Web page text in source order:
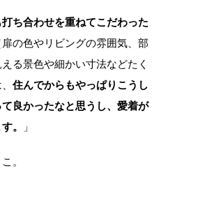
ち合わせを重ねてこだわった
扉の色やリビングの雰囲気、部
る景色や細かい寸法などたく
住んでからもやっぱりこうし
良かったなと思うし、愛着が
。
」
。